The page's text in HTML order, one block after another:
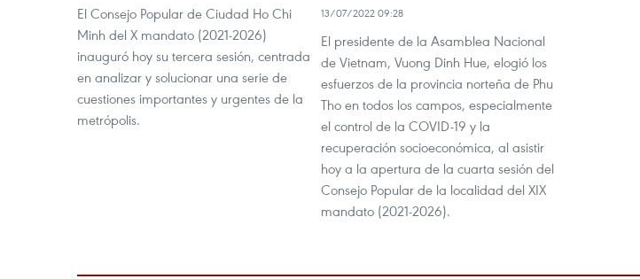
El Consejo Popular de Ciudad Ho Chi
Minh del X mandato (2021-2026)
inauguró hoy su tercera sesión, centrada
en analizar y solucionar una serie de
cuestiones importantes y urgentes de la
metrópolis.
13/07/2022 09:28
El presidente de la Asamblea Nacional
de Vietnam, Vuong Dinh Hue, elogió los
esfuerzos de la provincia norteña de Phu
Tho en todos los campos, especialmente
el control de la COVID-19 y la
recuperación socioeconómica, al asistir
hoy a la apertura de la cuarta sesión del
Consejo Popular de la localidad del XIX
mandato (2021-2026).